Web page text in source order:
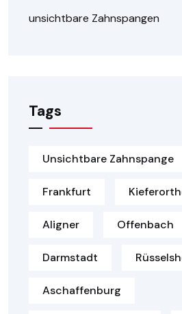
unsichtbare Zahnspangen
Tags
Unsichtbare Zahnspange
Frankfurt
Aligner Offenbach
Darmstadt
Aschaffenburg